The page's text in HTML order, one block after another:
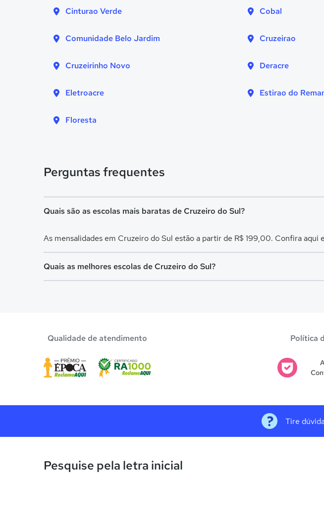
Cinturao Verde Cobal
Comunidade Belo Jardim Cruzeirao
Cruzeirinho Novo Deracre
Eletroacre Estirao do
Floresta
Perguntas frequentes
Quais são as escolas mais baratas de Cruzeiro do Sul?
As mensalidades em Cruzeiro do Sul estão a partir de R$ 199,00. Confira aqui
Quais as melhores escolas de Cruzeiro do Sul?
Qualidade de atendimento Política
Tire
Pesquise pela letra inicial